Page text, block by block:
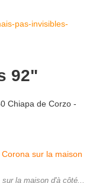
pas-invisibles-
92"
Chiapa de Corzo -
la maison d'à côté...